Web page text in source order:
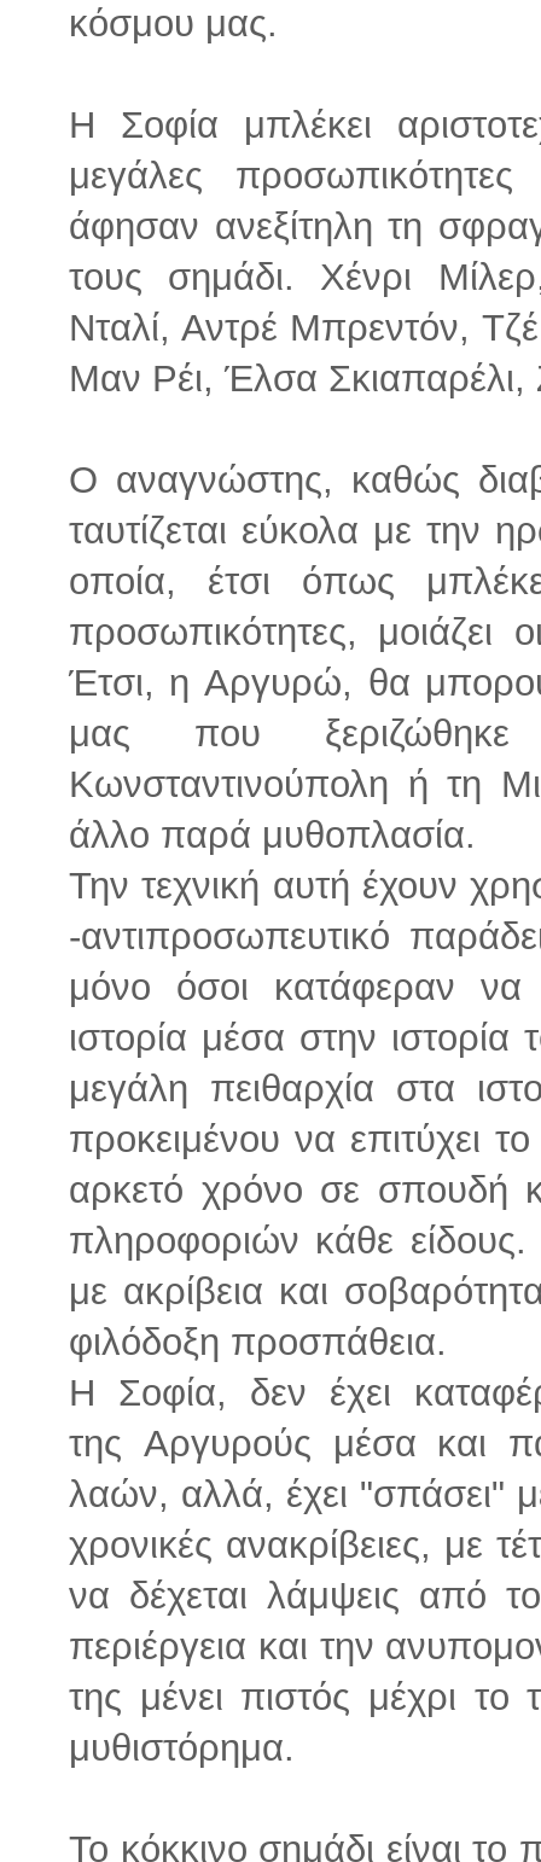
κόσμου μας.
Η Σοφία μπλέκει
μεγάλες
άφησαν ανεξίτηλη τη
τους σημάδι. Χένρι
Νταλί, Αντρέ Μπρεντόν,
Μαν Ρέι, Έλσα
Ο αναγνώστης, καθώς
ταυτίζεται εύκολα με την
οποία, έτσι όπως
προσωπικότητες, μοιάζει
Έτσι, η Αργυρώ, θα
μας που
Κωνσταντινούπολη ή τη
άλλο παρά μυθοπλασία.
Την τεχνική αυτή έχουν
-αντιπροσωπευτικό
μόνο όσοι κατάφεραν
ιστορία μέσα στην ιστορία
μεγάλη πειθαρχία στα
προκειμένου να επιτύχει
αρκετό χρόνο σε σπουδή
πληροφοριών κάθε
με ακρίβεια και
φιλόδοξη προσπάθεια.
Η Σοφία, δεν έχει
της Αργυρούς μέσα και
λαών, αλλά, έχει "σπάσει"
χρονικές ανακρίβειες, με
να δέχεται λάμψεις από
περιέργεια και την
της μένει πιστός μέχρι το
μυθιστόρημα.
Το κόκκινο σημάδι είναι